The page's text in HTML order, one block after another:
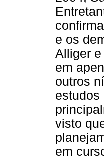
e os
Alliger
em
outros
estudos
visto
em